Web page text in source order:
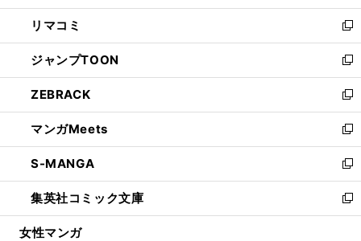
ウ
で
開
く
ン
ド
ウ
で
開
く
ウ
ィ
ン
ド
ウ
で
開
く
し
い
ウ
ィ
ン
ド
ウ
で
開
く
リマコミ
新
し
い
ウ
ィ
ン
ド
ウ
で
開
く
ジャンプTOON
新
し
い
ウ
ィ
ン
ド
ウ
で
開
ZEBRACK
新
し
い
ウ
ィ
ン
ド
ウ
マンガMeets
新
し
い
ウ
ィ
ン
S-MANGA
新
し
い
ウ
集英社コミック文庫
新
し
女性マンガ